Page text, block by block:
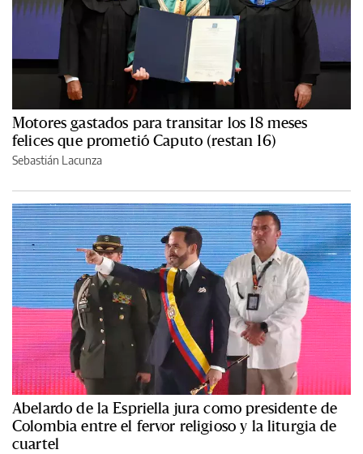
Motores gastados para transitar los 18 meses
felices que prometió Caputo (restan 16)
Sebastián Lacunza
Abelardo de la Espriella jura como presidente de
Colombia entre el fervor religioso y la liturgia de
cuartel